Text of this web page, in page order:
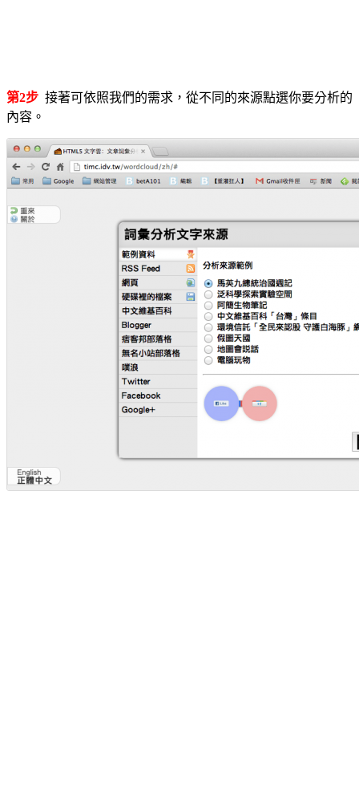
第2步 接著可依照我們的需求，從不同的來源點選你要分析的
內容。